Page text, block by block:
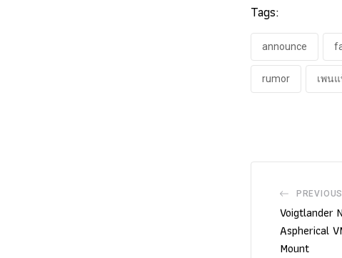
Tags:
announce
rumor เพน
Voigtlander
Aspherical
Mount